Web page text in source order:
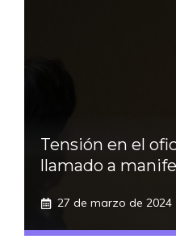
Tensión en el
llamado a
27 de marzo de 2024